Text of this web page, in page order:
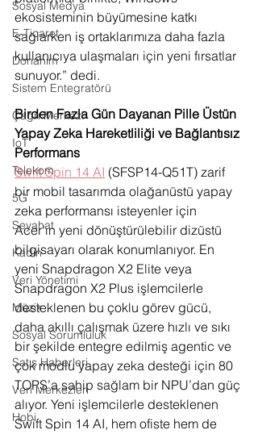
Sosyal Medya
E-Ticaret
Donanım
Sistem Entegratörü
Çağrı Merkezi
IoT
Telekom
5G
Seyahat
Kadın
Veri Yönetimi
Müzik
Sosyal Sorumluluk
Satış Haberleri
Veri Merkezleri
Hobi
ekosisteminin büyümesine katkı
sağlarken iş ortaklarımıza daha fazla
kullanıcıya ulaşmaları için yeni fırsatlar
sunuyor.” dedi.
Birden Fazla Gün Dayanan Pille Üstün
Yapay Zeka Hareketliliği ve Bağlantısız
Performans
Swift Spin 14 AI (SFSP14-Q51T) zarif
bir mobil tasarımda olağanüstü yapay
zeka performansı isteyenler için
Acer’ın yeni dönüştürülebilir dizüstü
bilgisayarı olarak konumlanıyor. En
yeni Snapdragon X2 Elite veya
Snapdragon X2 Plus işlemcilerle
desteklenen bu çoklu görev gücü,
daha akıllı çalışmak üzere hızlı ve sıkı
bir şekilde entegre edilmiş agentic ve
çok modlu yapay zeka desteği için 80
TOPS’a sahip sağlam bir NPU’dan güç
alıyor. Yeni işlemcilerle desteklenen
Swift Spin 14 AI, hem ofiste hem de